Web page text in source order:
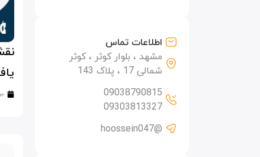
اطلاعات تماس
مشهد ، بلوار کوثر ، کوثر
شمالی 17 ، پلاک 143
09038790815
09303813327
@hoossein047